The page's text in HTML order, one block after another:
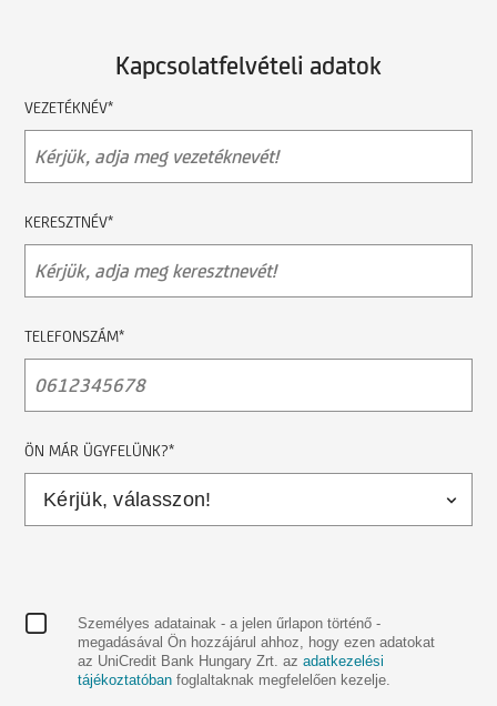
Kapcsolatfelvételi adatok
VEZETÉKNÉV*
KERESZTNÉV*
TELEFONSZÁM*
ÖN MÁR ÜGYFELÜNK?*
Személyes adatainak - a jelen űrlapon történő -
megadásával Ön hozzájárul ahhoz, hogy ezen adatokat
az UniCredit Bank Hungary Zrt. az adatkezelési
tájékoztatóban foglaltaknak megfelelően kezelje.